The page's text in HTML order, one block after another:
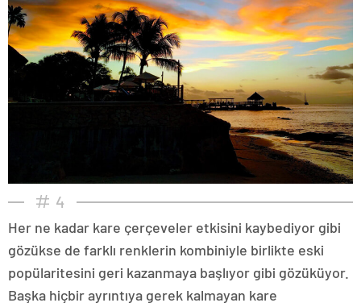
4
Her ne kadar kare çerçeveler etkisini kaybediyor gibi
gözükse de farklı renklerin kombiniyle birlikte eski
popülaritesini geri kazanmaya başlıyor gibi gözüküyor.
Başka hiçbir ayrıntıya gerek kalmayan kare